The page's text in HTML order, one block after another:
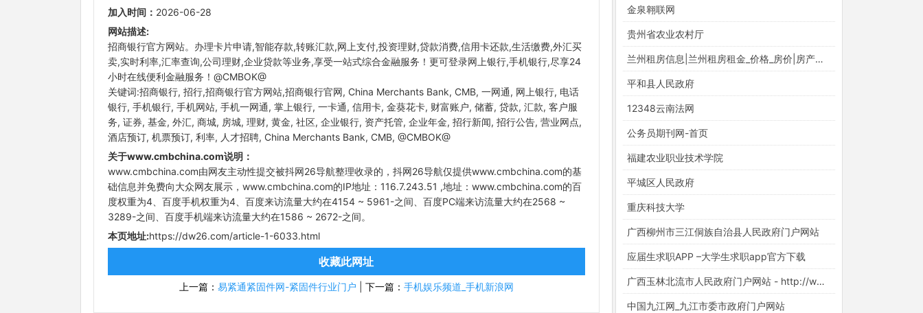
加入时间： 2026-06-28
网站描述:
招商银行官方网站。办理卡片申请,智能存款,转账汇款,网上支付,投资理财,贷款消费,信用卡还款,生活缴费,外汇买
卖,实时利率,汇率查询,公司理财,企业贷款等业务,享受一站式综合金融服务！更可登录网上银行,手机银行,尽享24
小时在线便利金融服务！@CMBOK@
关键词:招商银行, 招行,招商银行官方网站,招商银行官网, China Merchants Bank, CMB, 一网通, 网上银行, 电话
银行, 手机银行, 手机网站, 手机一网通, 掌上银行, 一卡通, 信用卡, 金葵花卡, 财富账户, 储蓄, 贷款, 汇款, 客户服
务, 证券, 基金, 外汇, 商城, 房城, 理财, 黄金, 社区, 企业银行, 资产托管, 企业年金, 招行新闻, 招行公告, 营业网点,
酒店预订, 机票预订, 利率, 人才招聘, China Merchants Bank, CMB, @CMBOK@
关于www.cmbchina.com说明：
www.cmbchina.com由网友主动性提交被抖网26导航整理收录的，抖网26导航仅提供www.cmbchina.com的基
础信息并免费向大众网友展示，www.cmbchina.com的IP地址：116.7.243.51 ,地址：www.cmbchina.com的百
度权重为4、百度手机权重为4、百度来访流量大约在4154 ~ 5961-之间、百度PC端来访流量大约在2568 ~
3289-之间、百度手机端来访流量大约在1586 ~ 2672-之间。
本页地址:https://dw26.com/article-1-6033.html
收藏此网址
上一篇： 易紧通紧固件网-紧固件行业门户 下一篇： 手机娱乐频道_手机新浪网
金泉翱联网
贵州省农业农村厅
兰州租房信息|兰州租房租金_价格_房价|房产网-安居客租房网
平和县人民政府
12348云南法网
公务员期刊网-首页
福建农业职业技术学院
平城区人民政府
重庆科技大学
广西柳州市三江侗族自治县人民政府门户网站
应届生求职APP –大学生求职app官方下载
广西玉林北流市人民政府门户网站 - http://www.beiliu.gov.cn/
中国九江网_九江市委市政府门户网站